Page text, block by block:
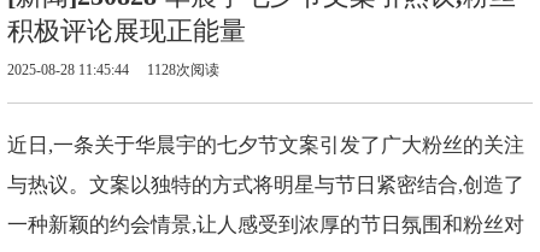
积极评论展现正能量
2025-08-28 11:45:44 1128次阅读
近日,一条关于华晨宇的七夕节文案引发了广大粉丝的关注
与热议。文案以独特的方式将明星与节日紧密结合,创造了
一种新颖的约会情景,让人感受到浓厚的节日氛围和粉丝对